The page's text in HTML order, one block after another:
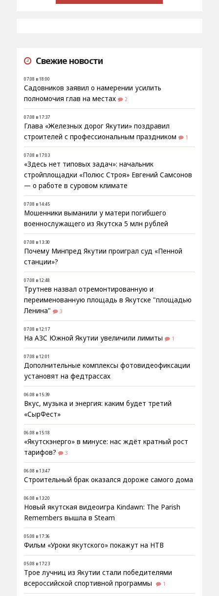
Свежие новости
07.08 в 18:00
Садовников заявил о намерении усилить
полномочия глав на местах
2
07.08 в 17:37
Глава «Железных дорог Якутии» поздравил
строителей с профессиональным праздником
1
07.08 в 17:03
«Здесь нет типовых задач»: начальник
стройплощадки «Полюс Строя» Евгений Самсонов
— о работе в суровом климате
07.08 в 14:45
Мошенники выманили у матери погибшего
военнослужащего из Якутска 5 млн рублей
07.08 в 13:30
Почему Минпред Якутии проиграл суд «Пенной
станции»?
07.08 в 12:48
Трутнев назвал отремонтированную и
переименованную площадь в Якутске "площадью
Ленина"
3
07.08 в 12:17
На АЗС Южной Якутии увеличили лимиты 1
07.08 в 12:01
Дополнительные комплексы фотовидеофиксации
установят на федтрассах
06.08 в 15:39
Вкус, музыка и энергия: каким будет третий
«СырФест»
06.08 в 15:18
«Якутскэнерго» в минусе: нас ждёт кратный рост
тарифов?
3
06.08 в 13:47
Строительный брак оказался дороже самого дома
06.08 в 13:20
Новый якутская видеоигра Kindawn: The Parish
Remembers вышла в Steam
05.08 в 17:36
Фильм «Уроки якутского» покажут на НТВ
05.08 в 17:23
Трое лучниц из Якутии стали победителями
всероссийской спортивной программы
1